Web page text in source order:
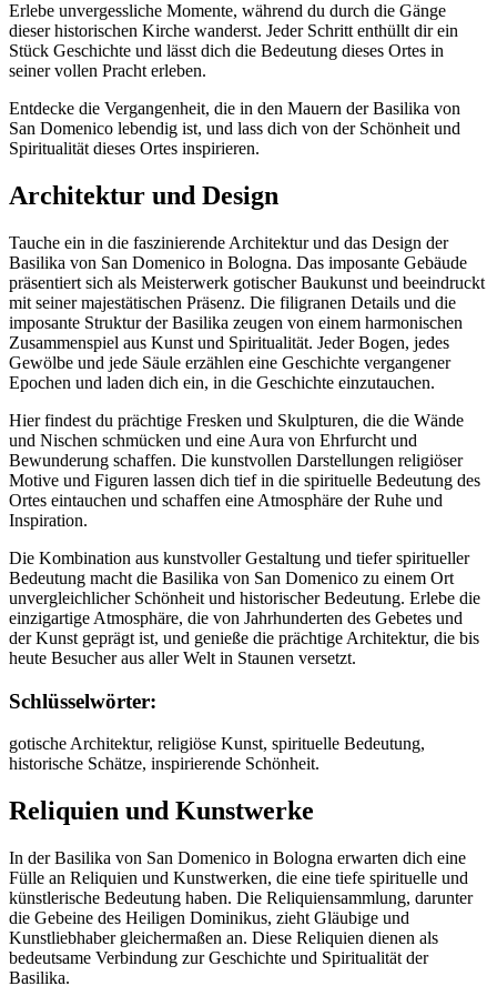
Erlebe unvergessliche Momente, während du durch die Gänge
dieser historischen Kirche wanderst. Jeder Schritt enthüllt dir ein
Stück Geschichte und lässt dich die Bedeutung dieses Ortes in
seiner vollen Pracht erleben.
Entdecke die Vergangenheit, die in den Mauern der Basilika von
San Domenico lebendig ist, und lass dich von der Schönheit und
Spiritualität dieses Ortes inspirieren.
Architektur und Design
Tauche ein in die faszinierende Architektur und das Design der
Basilika von San Domenico in Bologna. Das imposante Gebäude
präsentiert sich als Meisterwerk gotischer Baukunst und beeindruckt
mit seiner majestätischen Präsenz. Die filigranen Details und die
imposante Struktur der Basilika zeugen von einem harmonischen
Zusammenspiel aus Kunst und Spiritualität. Jeder Bogen, jedes
Gewölbe und jede Säule erzählen eine Geschichte vergangener
Epochen und laden dich ein, in die Geschichte einzutauchen.
Hier findest du prächtige Fresken und Skulpturen, die die Wände
und Nischen schmücken und eine Aura von Ehrfurcht und
Bewunderung schaffen. Die kunstvollen Darstellungen religiöser
Motive und Figuren lassen dich tief in die spirituelle Bedeutung des
Ortes eintauchen und schaffen eine Atmosphäre der Ruhe und
Inspiration.
Die Kombination aus kunstvoller Gestaltung und tiefer spiritueller
Bedeutung macht die Basilika von San Domenico zu einem Ort
unvergleichlicher Schönheit und historischer Bedeutung. Erlebe die
einzigartige Atmosphäre, die von Jahrhunderten des Gebetes und
der Kunst geprägt ist, und genieße die prächtige Architektur, die bis
heute Besucher aus aller Welt in Staunen versetzt.
Schlüsselwörter:
gotische Architektur, religiöse Kunst, spirituelle Bedeutung,
historische Schätze, inspirierende Schönheit.
Reliquien und Kunstwerke
In der Basilika von San Domenico in Bologna erwarten dich eine
Fülle an Reliquien und Kunstwerken, die eine tiefe spirituelle und
künstlerische Bedeutung haben. Die Reliquiensammlung, darunter
die Gebeine des Heiligen Dominikus, zieht Gläubige und
Kunstliebhaber gleichermaßen an. Diese Reliquien dienen als
bedeutsame Verbindung zur Geschichte und Spiritualität der
Basilika.